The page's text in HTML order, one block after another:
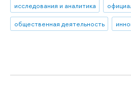
исследования и аналитика
общественная деятельность